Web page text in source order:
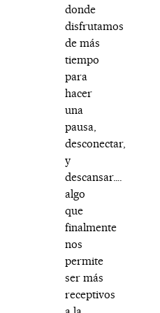
donde
disfrutamos
de más
tiempo
para
hacer
una
pausa,
desconectar,
y
descansar….
algo
que
finalmente
nos
permite
ser más
receptivos